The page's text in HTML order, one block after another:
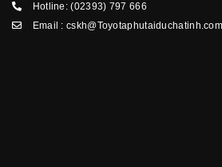
Hotline:(02393) 797 666
Email :